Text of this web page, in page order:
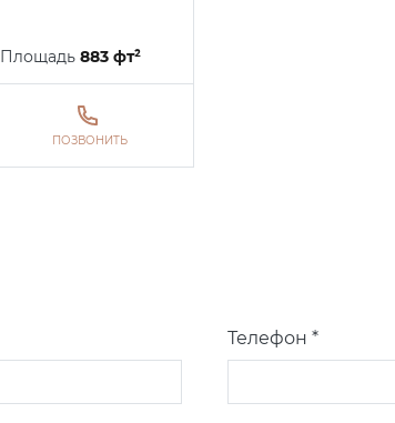
Площадь 883 фт²
ПОЗВОНИТЬ
Телефон *